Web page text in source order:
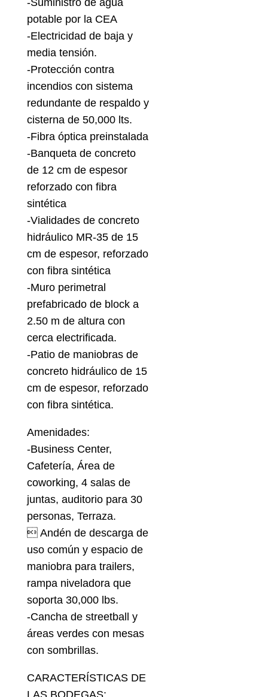
-Suministro de agua
potable por la CEA
-Electricidad de baja y
media tensión.
-Protección contra
incendios con sistema
redundante de respaldo y
cisterna de 50,000 lts.
-Fibra óptica preinstalada
-Banqueta de concreto
de 12 cm de espesor
reforzado con fibra
sintética
-Vialidades de concreto
hidráulico MR-35 de 15
cm de espesor, reforzado
con fibra sintética
-Muro perimetral
prefabricado de block a
2.50 m de altura con
cerca electrificada.
-Patio de maniobras de
concreto hidráulico de 15
cm de espesor, reforzado
con fibra sintética.
Amenidades:
-Business Center,
Cafetería, Área de
coworking, 4 salas de
juntas, auditorio para 30
personas, Terraza.
 Andén de descarga de
uso común y espacio de
maniobra para trailers,
rampa niveladora que
soporta 30,000 lbs.
-Cancha de streetball y
áreas verdes con mesas
con sombrillas.
CARACTERÍSTICAS DE